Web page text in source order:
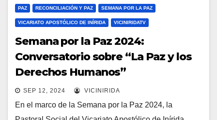
PAZ RECONCILIACIÓN Y PAZ SEMANA POR LA PAZ
VICARIATO APOSTÓLICO DE INÍRIDA VICINIRIDATV
Semana por la Paz 2024:
Conversatorio sobre “La Paz y los
Derechos Humanos”
SEP 12, 2024 VICINIRIDA
En el marco de la Semana por la Paz 2024, la